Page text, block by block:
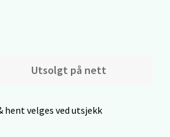
Utsolgt på nett
hent velges ved utsjekk
Bergen